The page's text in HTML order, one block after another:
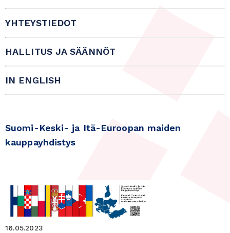
YHTEYSTIEDOT
HALLITUS JA SÄÄNNÖT
IN ENGLISH
Suomi-Keski- ja Itä-Euroopan maiden
kauppayhdistys
16.05.2023